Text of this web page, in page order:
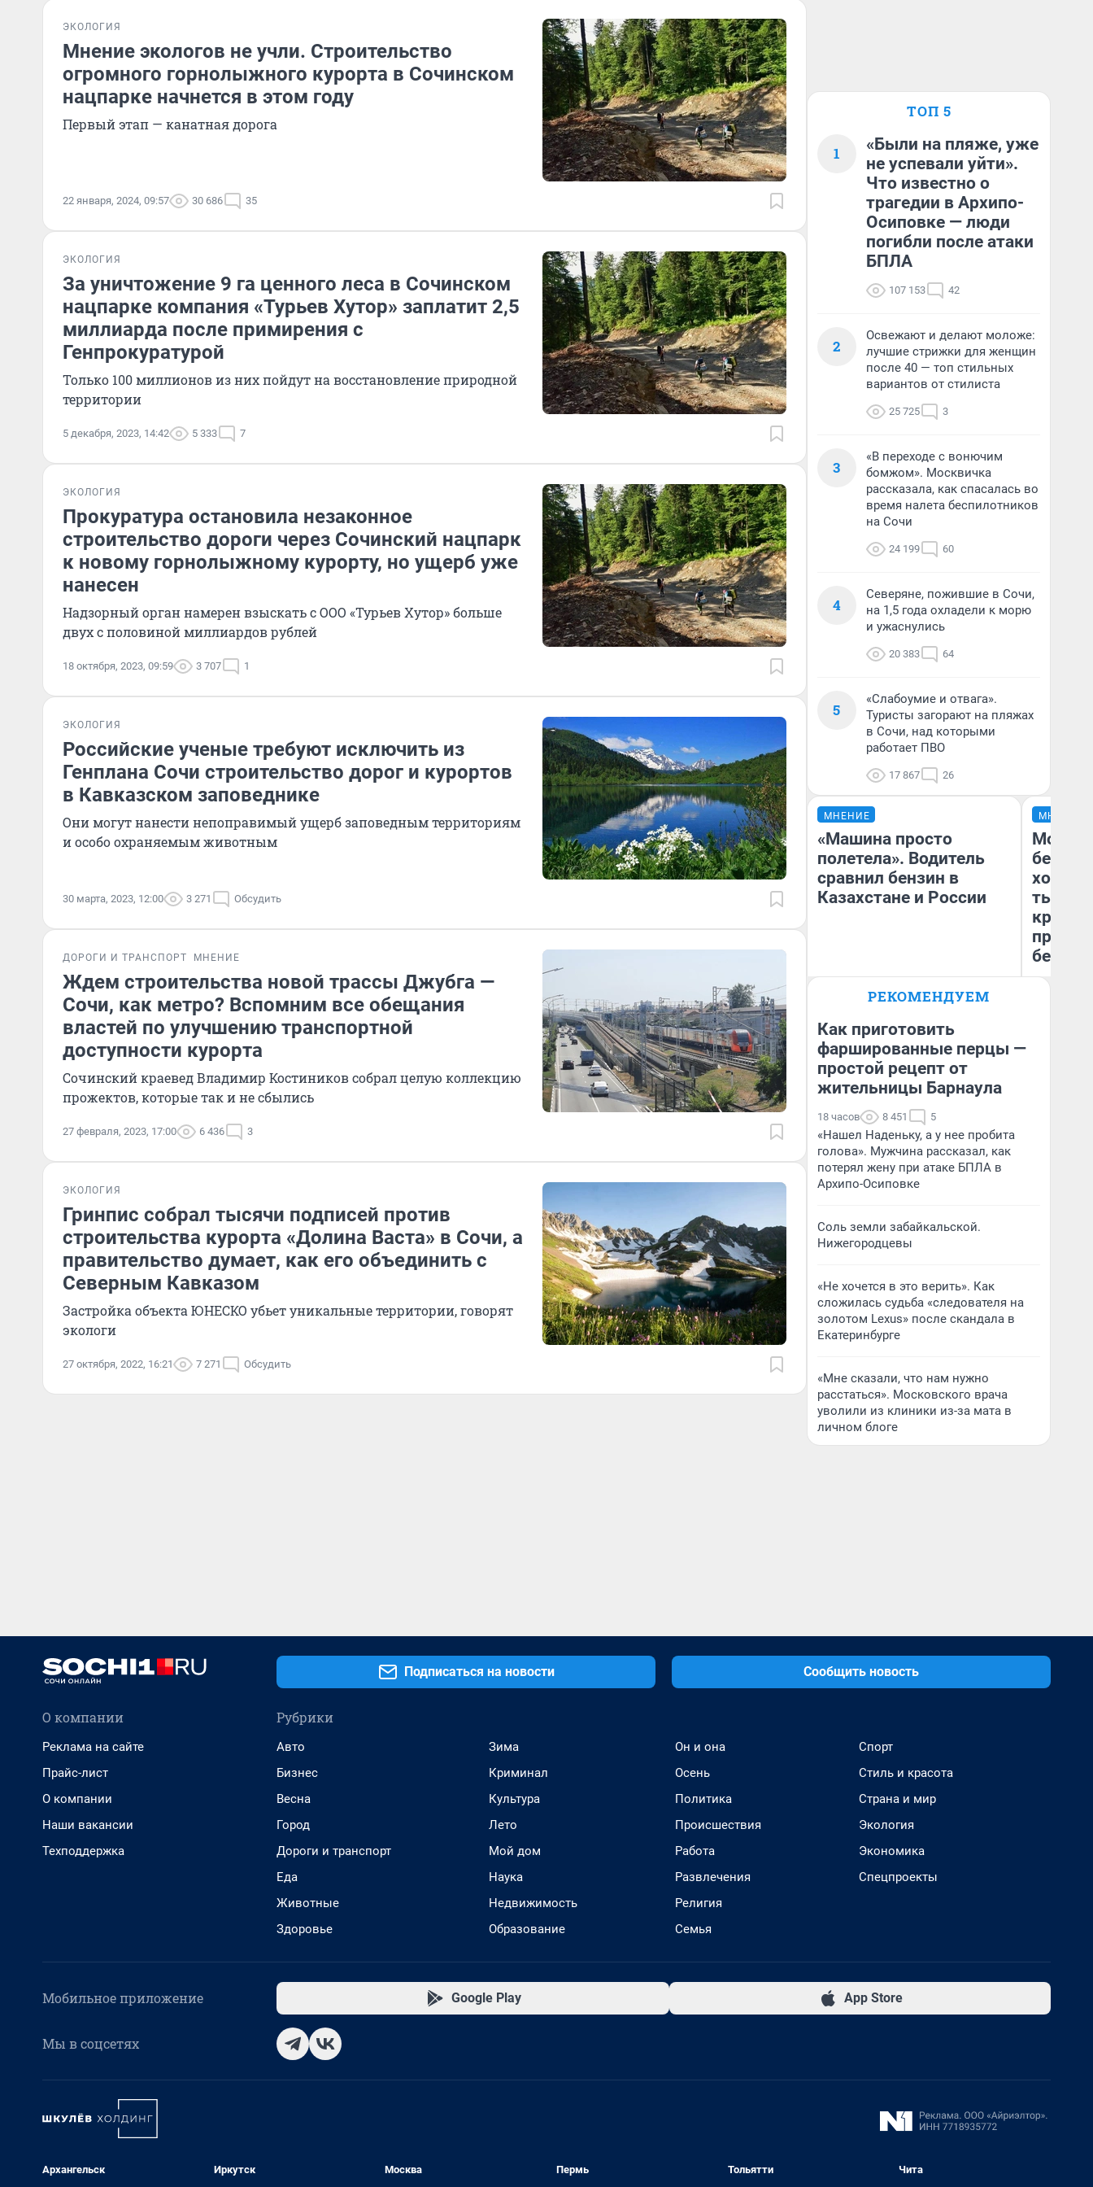
ЭКОЛОГИЯ
Мнение экологов не учли. Строительство
огромного горнолыжного курорта в Сочинском
нацпарке начнется в этом году
Первый этап — канатная дорога
22 января, 2024, 09:57 30 686 35
ЭКОЛОГИЯ
За уничтожение 9 га ценного леса в Сочинском
нацпарке компания «Турьев Хутор» заплатит 2,5
миллиарда после примирения с
Генпрокуратурой
Только 100 миллионов из них пойдут на восстановление природной
территории
5 декабря, 2023, 14:42 5 333 7
ЭКОЛОГИЯ
Прокуратура остановила незаконное
строительство дороги через Сочинский нацпарк
к новому горнолыжному курорту, но ущерб уже
нанесен
Надзорный орган намерен взыскать с ООО «Турьев Хутор» больше
двух с половиной миллиардов рублей
18 октября, 2023, 09:59 3 707 1
ЭКОЛОГИЯ
Российские ученые требуют исключить из
Генплана Сочи строительство дорог и курортов
в Кавказском заповеднике
Они могут нанести непоправимый ущерб заповедным территориям
и особо охраняемым животным
30 марта, 2023, 12:00 3 271 Обсудить
ДОРОГИ И ТРАНСПОРТ МНЕНИЕ
Ждем строительства новой трассы Джубга —
Сочи, как метро? Вспомним все обещания
властей по улучшению транспортной
доступности курорта
Сочинский краевед Владимир Костиников собрал целую коллекцию
прожектов, которые так и не сбылись
27 февраля, 2023, 17:00 6 436 3
ЭКОЛОГИЯ
Гринпис собрал тысячи подписей против
строительства курорта «Долина Васта» в Сочи, а
правительство думает, как его объединить с
Северным Кавказом
Застройка объекта ЮНЕСКО убьет уникальные территории, говорят
экологи
27 октября, 2022, 16:21 7 271 Обсудить
ТОП 5
1
«Были на пляже, уже
не успевали уйти».
Что известно о
трагедии в Архипо-
Осиповке — люди
погибли после атаки
БПЛА
107 153 42
2
Освежают и делают моложе:
лучшие стрижки для женщин
после 40 — топ стильных
вариантов от стилиста
25 725 3
3
«В переходе с вонючим
бомжом». Москвичка
рассказала, как спасалась во
время налета беспилотников
на Сочи
24 199 60
4
Северяне, пожившие в Сочи,
на 1,5 года охладели к морю
и ужаснулись
20 383 64
5
«Слабоумие и отвага».
Туристы загорают на пляжах
в Сочи, над которыми
работает ПВО
17 867 26
МНЕНИЕ
«Машина просто
полетела». Водитель
сравнил бензин в
Казахстане и России
Анатолий Кузнецов
МНЕНИЕ
Мой
хотела
тысяч,
РЕКОМЕНДУЕМ
Как приготовить
фаршированные перцы —
простой рецепт от
жительницы Барнаула
18 часов 8 451 5
«Нашел Наденьку, а у нее пробита
голова». Мужчина рассказал, как
потерял жену при атаке БПЛА в
Архипо-Осиповке
Соль земли забайкальской.
Нижегородцевы
«Не хочется в это верить». Как
сложилась судьба «следователя на
золотом Lexus» после скандала в
Екатеринбурге
«Мне сказали, что нам нужно
расстаться». Московского врача
уволили из клиники из-за мата в
личном блоге
Подписаться на новости Сообщить новость
О компании
Реклама на сайте
Прайс-лист
О компании
Наши вакансии
Техподдержка
Рубрики
Авто
Бизнес
Весна
Город
Дороги и транспорт
Еда
Животные
Здоровье
Зима
Криминал
Культура
Лето
Мой дом
Наука
Недвижимость
Образование
Он и она
Осень
Политика
Происшествия
Работа
Развлечения
Религия
Семья
Спорт
Стиль и красота
Страна и мир
Экология
Экономика
Спецпроекты
Мобильное приложение Google Play App Store
Мы в соцсетях
Архангельск
Иркутск
Москва
Пермь
Тольятти
Чита